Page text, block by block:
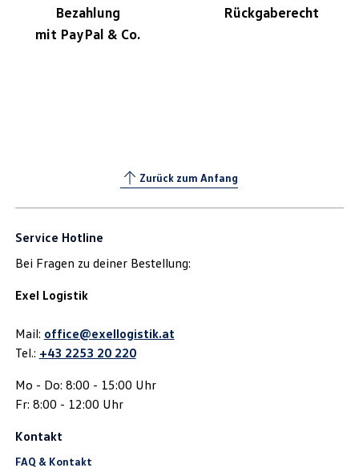
Bezahlung
mit PayPal & Co.
Rückgaberecht
Zurück zum Anfang
Service Hotline
Bei Fragen zu deiner Bestellung:
Exel Logistik
Mail: office@exellogistik.at
Tel.: +43 2253 20 220
Mo - Do: 8:00 - 15:00 Uhr
Fr: 8:00 - 12:00 Uhr
Kontakt
FAQ & Kontakt